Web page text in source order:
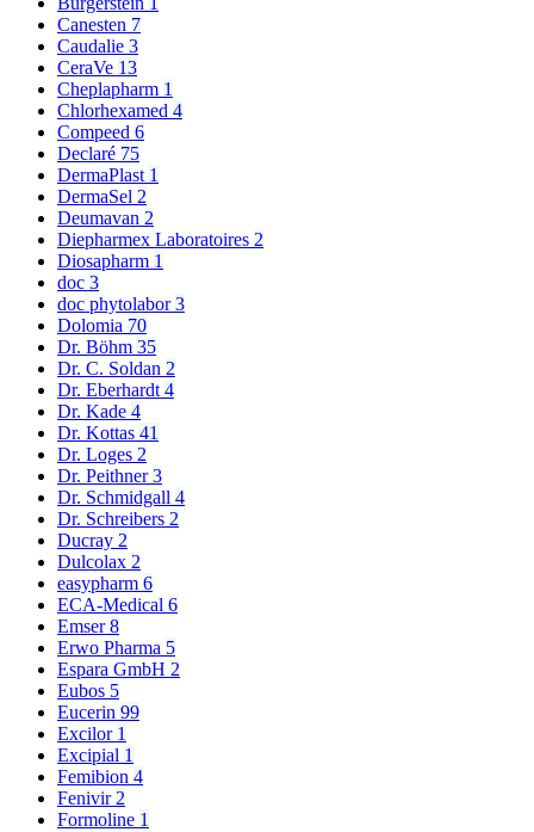
Canesten 7
Caudalie 3
CeraVe 13
Cheplapharm 1
Chlorhexamed 4
Compeed 6
Declaré 75
DermaPlast 1
DermaSel 2
Deumavan 2
Diepharmex Laboratoires 2
Diosapharm 1
doc 3
doc phytolabor3
Dolomia 70
Dr. Böhm 35
Dr. C. Soldan 2
Dr. Eberhardt 4
Dr. Kade 4
Dr. Kottas 41
Dr. Loges 2
Dr. Peithner3
Dr. Schmidgall 4
Dr. Schreibers 2
Ducray 2
Dulcolax 2
easypharm 6
ECA-Medical 6
Emser8
Erwo Pharma 5
Espara GmbH 2
Eubos 5
Eucerin 99
Excilor 1
Excipial 1
Femibion 4
Fenivir 2
Formoline 1